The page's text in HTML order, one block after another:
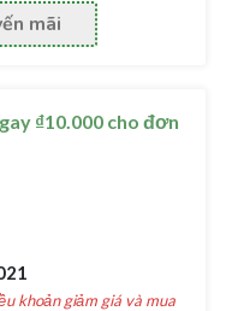
mãi
₫10.000 cho đơn
khoản giảm giá và mua